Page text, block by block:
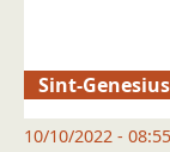
Sint-
10/10/2022 - 08:55